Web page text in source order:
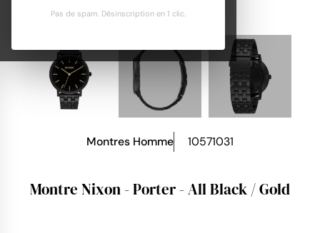
Pas de spam. Désinscription en 1 clic.
Montres Homme 10571031
Montre Nixon - Porter - All Black / Gold